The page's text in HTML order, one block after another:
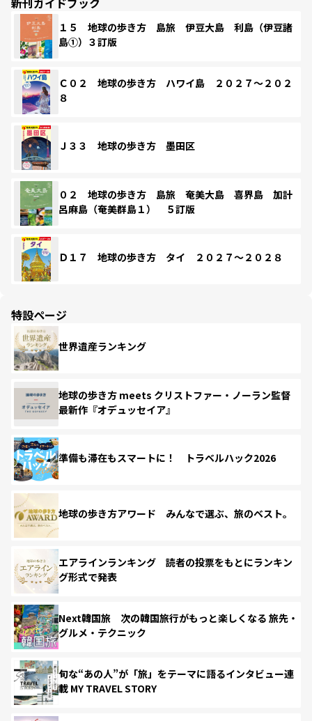
１５ 地球の歩き方 島旅 伊豆大島 利島（伊豆諸
島①）３訂版
Ｃ０２ 地球の歩き方 ハワイ島 ２０２７～２０２
８
Ｊ３３ 地球の歩き方 墨田区
０２ 地球の歩き方 島旅 奄美大島 喜界島 加計
呂麻島（奄美群島１） ５訂版
Ｄ１７ 地球の歩き方 タイ ２０２７～２０２８
特設ページ
世界遺産ランキング
地球の歩き方 meets クリストファー・ノーラン監督
最新作『オデュッセイア』
準備も滞在もスマートに！ トラベルハック2026
地球の歩き方アワード みんなで選ぶ、旅のベスト。
エアラインランキング 読者の投票をもとにランキン
グ形式で発表
Next韓国旅 次の韓国旅行がもっと楽しくなる 旅先・
グルメ・テクニック
旬な“あの人”が「旅」をテーマに語るインタビュー連
載 MY TRAVEL STORY